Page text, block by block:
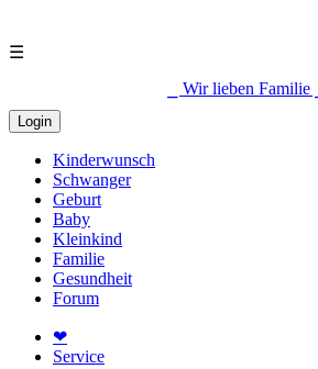
☰
⎯ Wir lieben Familie ⎯
Login
Kinderwunsch
Schwanger
Geburt
Baby
Kleinkind
Familie
Gesundheit
Forum
❤
Service